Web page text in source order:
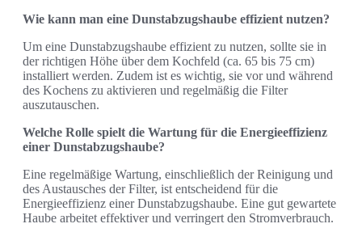
Wie kann man eine Dunstabzugshaube effizient nutzen?
Um eine Dunstabzugshaube effizient zu nutzen, sollte sie in
der richtigen Höhe über dem Kochfeld (ca. 65 bis 75 cm)
installiert werden. Zudem ist es wichtig, sie vor und während
des Kochens zu aktivieren und regelmäßig die Filter
auszutauschen.
Welche Rolle spielt die Wartung für die Energieeffizienz
einer Dunstabzugshaube?
Eine regelmäßige Wartung, einschließlich der Reinigung und
des Austausches der Filter, ist entscheidend für die
Energieeffizienz einer Dunstabzugshaube. Eine gut gewartete
Haube arbeitet effektiver und verringert den Stromverbrauch.